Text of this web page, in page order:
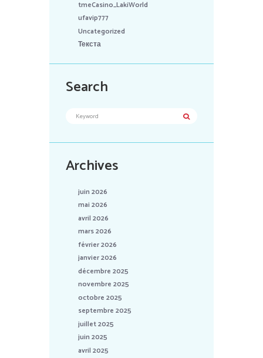
tmeCasino_LakiWorld
ufavip777
Uncategorized
Текста
Search
Archives
juin 2026
mai 2026
avril 2026
mars 2026
février 2026
janvier 2026
décembre 2025
novembre 2025
octobre 2025
septembre 2025
juillet 2025
juin 2025
avril 2025